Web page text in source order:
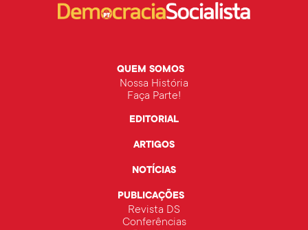
QUEM SOMOS
Nossa História
Faça Parte!
EDITORIAL
ARTIGOS
NOTÍCIAS
PUBLICAÇÕES
Revista DS
Conferências